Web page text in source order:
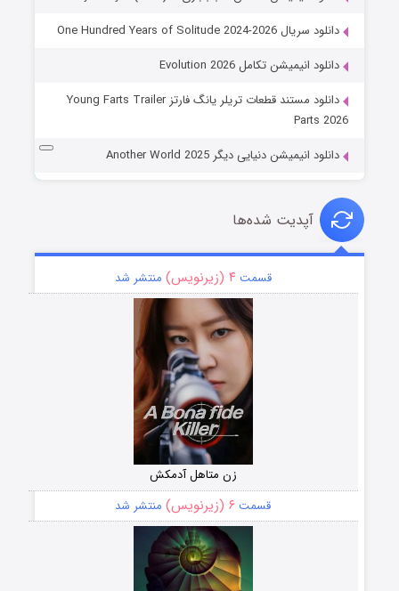
دانلود سریال One Hundred Years of Solitude 2024-2026
دانلود انیمیشن تکامل Evolution 2026
دانلود مستند قطعات تریلر یانگ فارتز Young Farts Trailer
Parts 2026
دانلود انیمیشن دنیایی دیگر Another World 2025
آپدیت شده‌ها
قسمت۴ (زیرنویس) منتشر شد
زن متاهل آدمکش
قسمت ۶ (زیرنویس) منتشر شد